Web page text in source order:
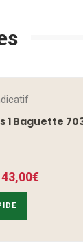
1 Baguette
43,00€